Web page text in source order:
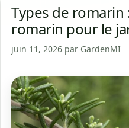
Types de romarin
romarin pour le
juin 11, 2026 par GardenMI